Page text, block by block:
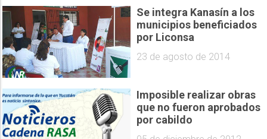
Se integra Kanasín a los
municipios beneficiados
por Liconsa
23 de agosto de 2014
Imposible realizar obras
que no fueron aprobados
por cabildo